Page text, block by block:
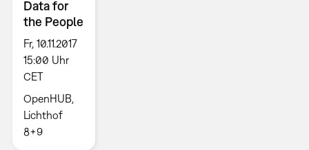
Data for
the People
Fr, 10.11.2017
15:00 Uhr
CET
OpenHUB,
Lichthof
8+9